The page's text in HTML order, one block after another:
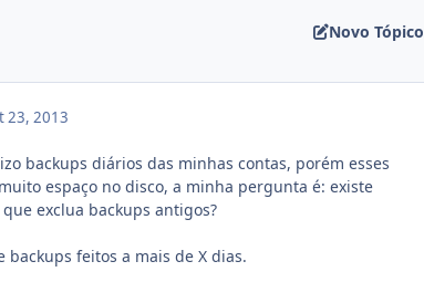
Novo Tópico
23, 2013
backups diários das minhas contas, porém esses
espaço no disco, a minha pergunta é: existe
exclua backups antigos?
feitos a mais de X dias.